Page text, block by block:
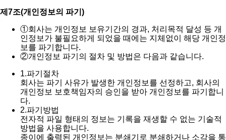
제7조(개인정보의 파기)
①회사는 개인정보 보유기간의 경과, 처리목적 달성 등 개
인정보가 불필요하게 되었을 때에는 지체없이 해당 개인정
보를 파기합니다.
②개인정보 파기의 절차 및 방법은 다음과 같습니다.
1.파기절차
회사는 파기 사유가 발생한 개인정보를 선정하고, 회사의
개인정보 보호책임자의 승인을 받아 개인정보를 파기합니
다.
2.파기방법
전자적 파일 형태의 정보는 기록을 재생할 수 없는 기술적
방법을 사용합니다.
종이에 출력된 개인정보는 분쇄기로 분쇄하거나 소각을 통